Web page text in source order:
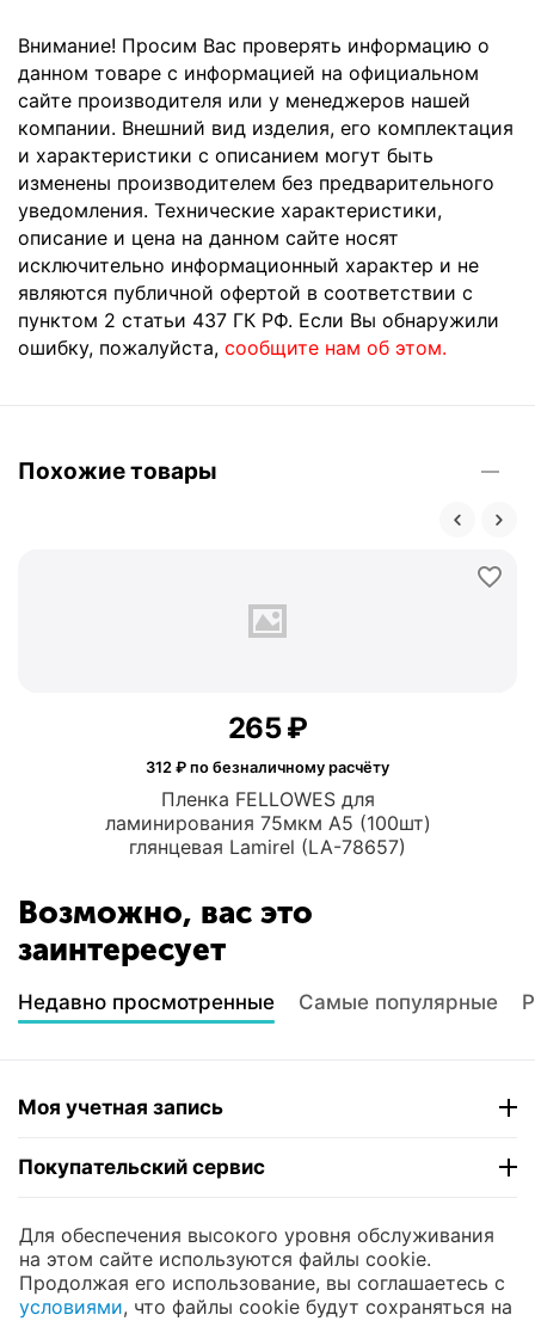
Внимание! Просим Вас проверять информацию о
данном товаре с информацией на официальном
сайте производителя или у менеджеров нашей
компании. Внешний вид изделия, его комплектация
и характеристики с описанием могут быть
изменены производителем без предварительного
уведомления. Технические характеристики,
описание и цена на данном сайте носят
исключительно информационный характер и не
являются публичной офертой в соответствии с
пунктом 2 статьи 437 ГК РФ. Если Вы обнаружили
ошибку, пожалуйста, сообщите нам об этом.
Похожие товары
Пленка FELLOWES для
ламинирования 75мкм A5 (100шт)
глянцевая Lamirel (LA-78657)
‍265‍₽
312 ₽ по безналичному расчёту
Возможно, вас это
заинтересует
Недавно просмотренные Самые популярные
Моя учетная запись
Покупательский сервис
Контакты
© 2004 - 2026 ЮНИКОМП. На базе CS-Cartи
Для обеспечения высокого уровня обслуживания
на этом сайте используются файлы cookie.
Продолжая его использование, вы соглашаетесь с
условиями, что файлы cookie будут сохраняться на